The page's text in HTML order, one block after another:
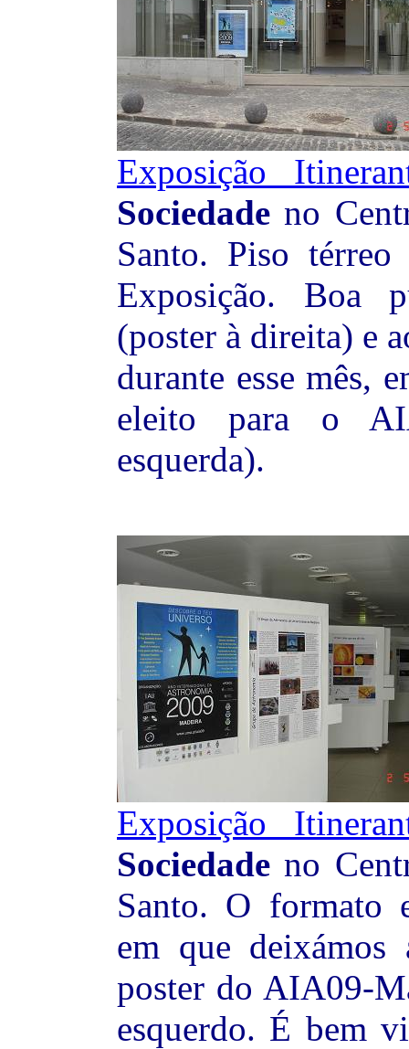
Exposição
Sociedade no
Santo. Piso
Exposição. Boa
(poster à direita) e
durante esse mês,
eleito para o
esquerda).
Exposição
Sociedade no
Santo. O formato
em que deixámos
poster do AIA09-
esquerdo. É bem